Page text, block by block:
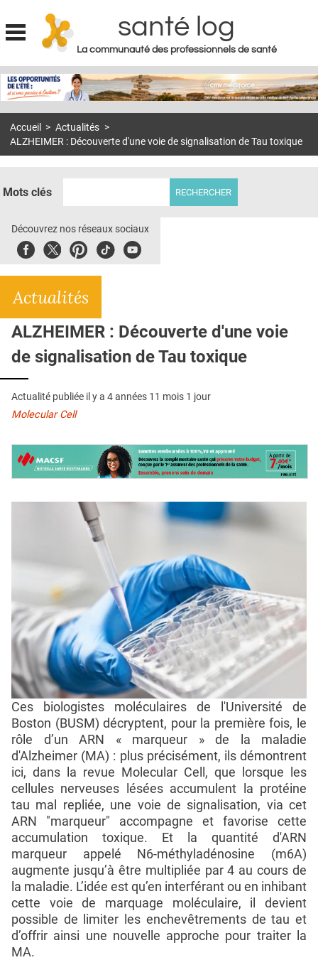
Jump to navigation
santé log
La communauté des professionnels de santé
MON COMPTE
S'ABONNER À LA REVUE SOIN À DOMICILE
DOSSIERS
E-REVUE SAD
L'APP
QUI SOMMES-NOUS ?
PUBLICITÉ
CONDITIONS GÉNÉRALES
CONTACT
Accueil > Actualités >
ALZHEIMER : Découverte d'une voie de signalisation de Tau toxique
Mots clés
Découvrez nos réseaux sociaux
FacebookTwitterPinterest
TiktokYoubute
Actualités
ALZHEIMER : Découverte d'une voie
de signalisation de Tau toxique
Actualité publiée il y a 4 années 11 mois 1 jour
Molecular Cell
Ces biologistes moléculaires de l'Université de
Boston (BUSM) décryptent, pour la première fois, le
rôle d’un ARN « marqueur » de la maladie
d'Alzheimer (MA) : plus précisément, ils démontrent
ici, dans la revue Molecular Cell, que lorsque les
cellules nerveuses lésées accumulent la protéine
tau mal repliée, une voie de signalisation, via cet
ARN "marqueur" accompagne et favorise cette
accumulation toxique. Et la quantité d'ARN
marqueur appelé N6-méthyladénosine (m6A)
augmente jusqu’à être multipliée par 4 au cours de
la maladie. L’idée est qu’en interférant ou en inhibant
cette voie de marquage moléculaire, il devient
possible de limiter les enchevêtrements de tau et
d’offrir ainsi une nouvelle approche pour traiter la
MA.